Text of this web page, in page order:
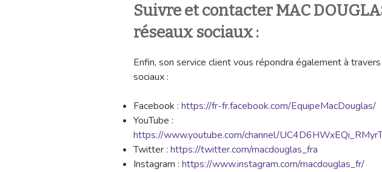
Suivre et contacter MAC
réseaux sociaux :
Enfin, son service client vous répondra également à
sociaux :
Facebook : https://fr-fr.facebook.com/EquipeMacDouglas/
YouTube :
https://www.youtube.com/channel/
Twitter : https://twitter.com/macdouglas_fra
Instagram : https://www.instagram.com/macdouglas_fr/